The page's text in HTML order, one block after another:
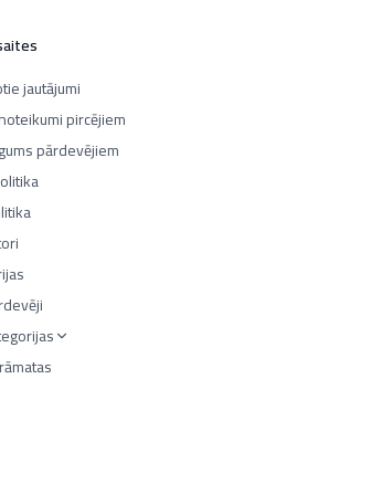
jautājumi
pircējiem
pārdevējiem